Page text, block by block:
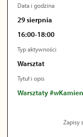
Data i godzina
29 sierpnia
16:00-18:00
Typ aktywności
Warsztat
Tytuł i opis
Warsztaty
Zapisy